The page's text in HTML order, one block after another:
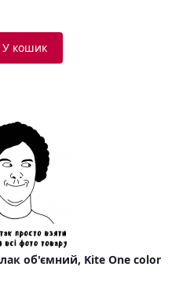
У кошик
об'ємний, Kite One color